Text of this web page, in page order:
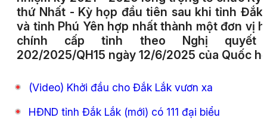
thứ Nhất - Kỳ họp đầu tiên sau khi tỉnh Đắk
và tỉnh Phú Yên hợp nhất thành một đơn vị
chính cấp tỉnh theo Nghị quyết
202/2025/QH15 ngày 12/6/2025 của Quốc
(Video) Khởi đầu cho Đắk Lắk vươn xa
HĐND tỉnh Đắk Lắk (mới) có 111 đại biểu